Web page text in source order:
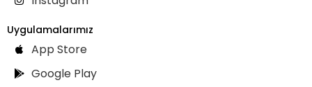
Uygulamalarımız
App Store
Google Play